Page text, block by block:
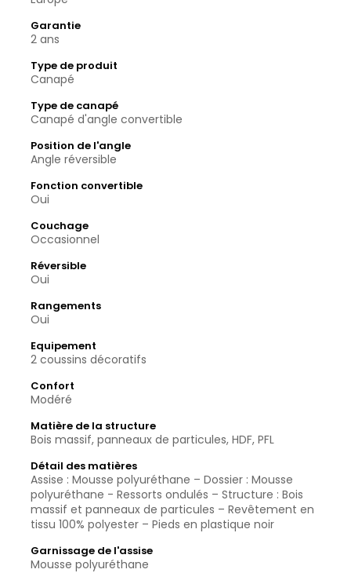
Garantie
2 ans
Type de produit
Canapé
Type de canapé
Canapé d'angle convertible
Position de l'angle
Angle réversible
Fonction convertible
Oui
Couchage
Occasionnel
Réversible
Oui
Rangements
Oui
Equipement
2 coussins décoratifs
Confort
Modéré
Matière de la structure
Bois massif, panneaux de particules, HDF, PFL
Détail des matières
Assise : Mousse polyuréthane – Dossier : Mousse
polyuréthane - Ressorts ondulés – Structure : Bois
massif et panneaux de particules – Revêtement en
tissu 100% polyester – Pieds en plastique noir
Garnissage de l'assise
Mousse polyuréthane